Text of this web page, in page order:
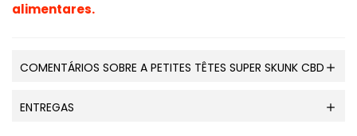
alimentares.
COMENTÁRIOS SOBRE A PETITES TÊTES SUPER SKUNK CBD
ENTREGAS